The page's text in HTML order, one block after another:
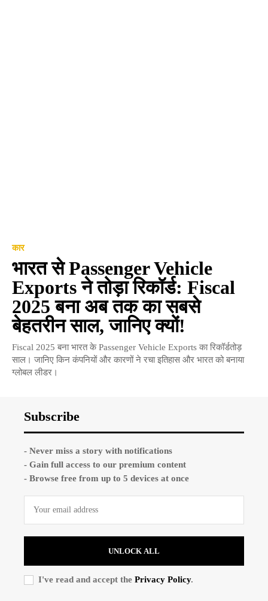
कार
भारत से Passenger Vehicle
Exports ने तोड़ा रिकॉर्ड: Fiscal
2025 बना अब तक का सबसे
बेहतरीन साल, जानिए क्यों!
Fiscal 2025 बना भारत के Passenger Vehicle Exports का रिकॉर्डतोड़
साल। जानिए किन कंपनियों और कारणों ने रचा इतिहास और भारत को बनाया
ग्लोबल लीडर।
Subscribe
- Never miss a story with notifications
- Gain full access to our premium content
- Browse free from up to 5 devices at once
UNLOCK ALL
I've read and accept the Privacy Policy.